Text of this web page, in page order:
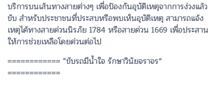
บริการบนเส้นทางสายต่างๆ เพื่อป้องกันอุบัติเหตุจากการง่วงแล้ว
ขับ สำหรับประชาชนที่ประสบหรือพบเห็นอุบัติเหตุ สามารถแจ้ง
เหตุได้ทางสายด่วนนิรภัย 1784 หรือสายด่วน 1669 เพื่อประสาน
ให้การช่วยเหลือโดยด่วนต่อไป
============ “ขับรถมีน้ำใจ รักษาวินัยจราจร”
============